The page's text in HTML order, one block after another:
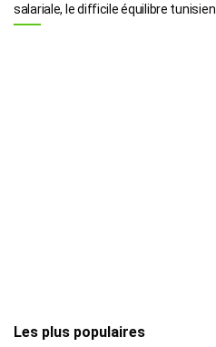
salariale, le difficile équilibre tunisien
Les plus populaires